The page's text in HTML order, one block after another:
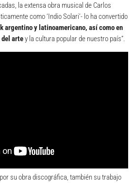
la extensa obra musical de Carlos
como ‘Indio Solari’- lo ha convertido
argentino y latinoamericano, así como en
del artey la cultura popular de nuestro país”.
su obra discográfica, también su trabajo